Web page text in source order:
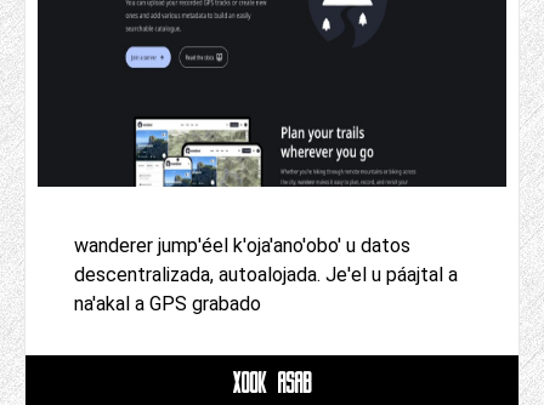
wanderer jump'éel k'oja'ano'obo' u datos
descentralizada, autoalojada. Je'el u páajtal a
na'akal a GPS grabado
XOOK ASAB